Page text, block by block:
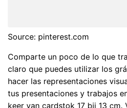
Source: pinterest.com
Comparte un poco de lo que
claro que puedes utilizar los
hacer las representaciones
tus presentaciones y trabajos
keer van cardstok 17 bij 13 cm.